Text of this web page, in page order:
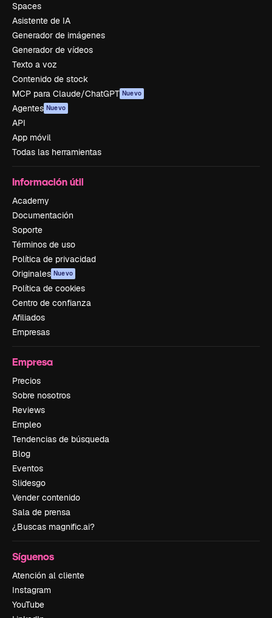
Spaces
Asistente de IA
Generador de imágenes
Generador de vídeos
Texto a voz
Contenido de stock
MCP para Claude/ChatGPT Nuevo
Agentes Nuevo
API
App móvil
Todas las herramientas
Información útil
Academy
Documentación
Soporte
Términos de uso
Política de privacidad
Originales Nuevo
Política de cookies
Centro de confianza
Afiliados
Empresas
Empresa
Precios
Sobre nosotros
Reviews
Empleo
Tendencias de búsqueda
Blog
Eventos
Slidesgo
Vender contenido
Sala de prensa
¿Buscas magnific.ai?
Síguenos
Atención al cliente
Instagram
YouTube